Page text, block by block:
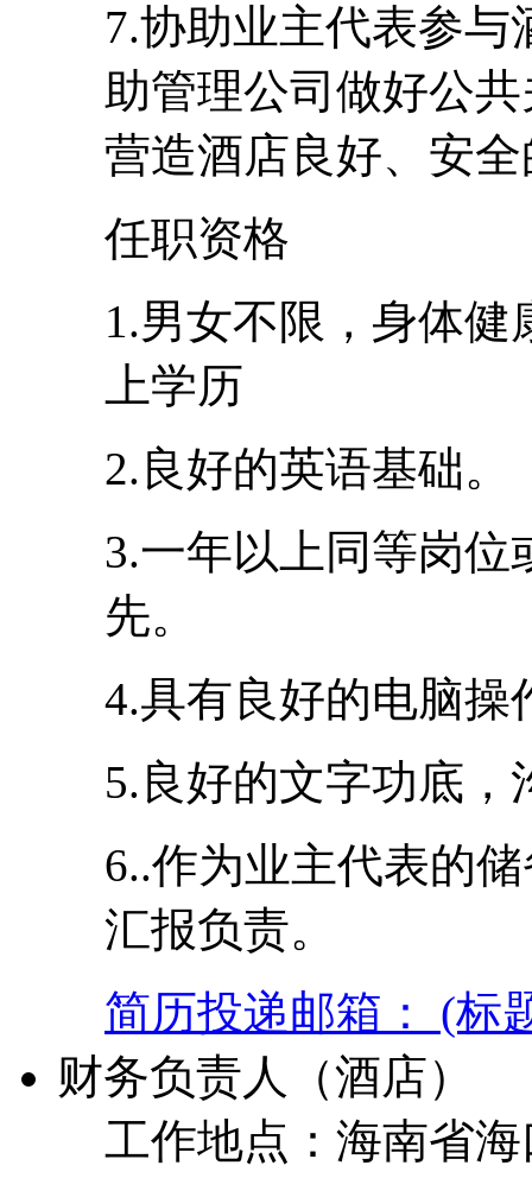
7.协助业主代表参
助管理公司做好公
营造酒店良好、安
任职资格
1.男女不限，身体
上学历
2.良好的英语基础。
3.一年以上同等岗
先。
4.具有良好的电脑操
5.良好的文字功底
6..作为业主代表的
汇报负责。
简历投递邮箱： (标
财务负责人（酒店）
工作地点：海南省